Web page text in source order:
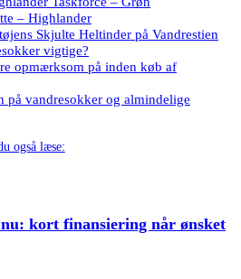
– Highlander
Skjulte Heltinder på Vandrestien
vigtige?
opmærksom på inden køb af
på vandresokker og almindelige
også læse:
kort finansiering når ønsket